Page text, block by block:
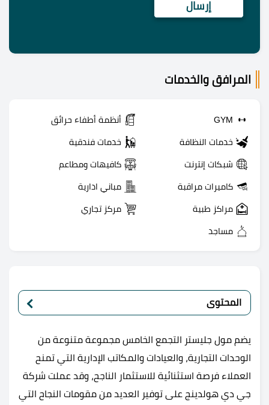
المرافق والخدمات
GYM أنظمة أطفاء حرائق
خدمات النظافة خدمات فندقية
شبكات إنترنت كافيهات ومطاعم
كاميرات مراقبة مباني ادارية
مراكز طبية مركز تجاري
مساجد
المحتوى
يضم مول جليستر التجمع الخامس مجموعة متنوعة من
الوحدات التجارية، والعيادات والمكاتب الإدارية التي تمنح
العملاء فرصة استثنائية للاستثمار الناجح، وقد عملت شركة
جي دي هولدينج على توفير العديد من مقومات النجاح التي